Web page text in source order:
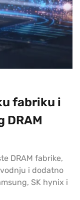
fabriku i
DRAM
DRAM fabrike,
i dodatno
SK hynix i